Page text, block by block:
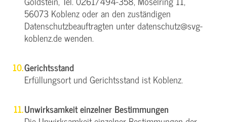
56073 Koblenz oder an den zuständigen
Datenschutzbeauftragten unter datenschutz@svg-
koblenz.de wenden.
Gerichtsstand
Erfüllungsort und Gerichtsstand ist Koblenz.
Unwirksamkeit einzelner Bestimmungen